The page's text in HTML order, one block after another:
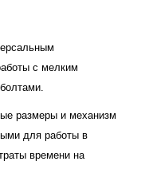
с мелким
размеры и механизм
для работы в
времени на